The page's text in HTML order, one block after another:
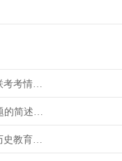
【教师风采】凝心聚力析考情 深耕教学展风采——高一B部天一秋季联考考情分析会纪实
【生花妙笔】抗日战争胜利80周年纪念——关于日本帝国主义有关问题的简述（一）
【级部快讯】铭记历史 砥砺前行——高一B部抗日战争胜利八十周年历史教育活动纪实